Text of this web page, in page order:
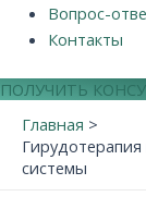
Вопрос-
Контакты
ПОЛУЧИТЬ
Главная
системы